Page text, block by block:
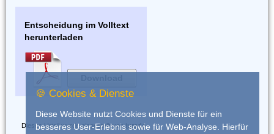
Entscheidung im Volltext
herunterladen
Dieses Urteil wurde eingestellt voniurado
🍪 Cookies & Dienste
Diese Website nutzt Cookies und Dienste für ein
besseres User-Erlebnis sowie für Web-Analyse. Hierfür